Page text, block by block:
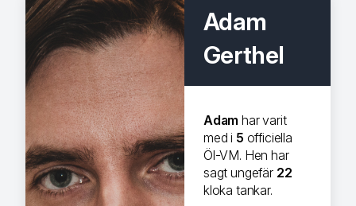
Adam
Gerthel
Adam har varit
med i 5 officiella
Öl-VM. Hen har
sagt ungefär 22
kloka tankar.